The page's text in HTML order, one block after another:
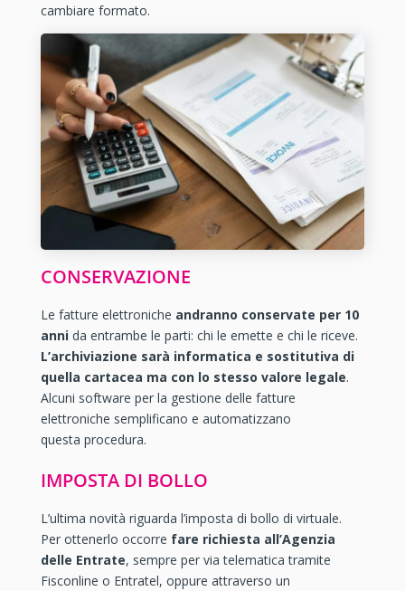
cambiare formato.
CONSERVAZIONE
Le fatture elettroniche andranno conservate per 10
annida entrambe le parti: chi le emette e chi le riceve.
L’archiviazione sarà informatica e sostitutiva di
quella cartacea ma con lo stesso valore legale.
Alcuni software per la gestione delle fatture
elettroniche semplificano e automatizzano
questa procedura.
IMPOSTA DI BOLLO
L’ultima novità riguarda l’imposta di bollo di virtuale.
Per ottenerlo occorre fare richiesta all’Agenzia
delle Entrate, sempre per via telematica tramite
Fisconline o Entratel, oppure attraverso un